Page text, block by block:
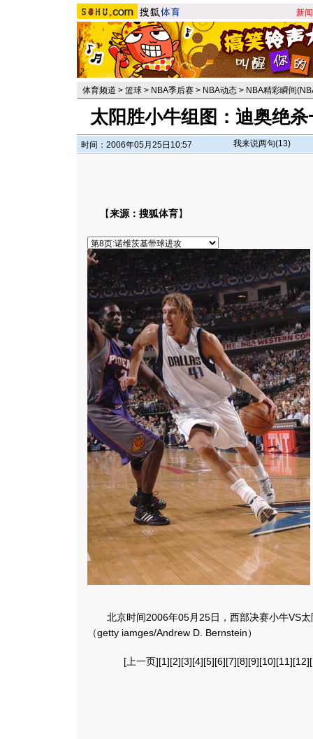
新闻
体育频道 > 篮球 > NBA季后赛 > NBA动态 > NBA精彩瞬间
太阳胜小牛组图：迪奥绝
时间：2006年05月25日10:57 我来说两句(13)
【来源：搜狐体育】
北京时间2006年05月25日，西部决赛小牛VS太
（getty iamges/Andrew D. Bernstein）
[ 上一页][1][2][3][4][5][6][7][8][9][10][11][12][